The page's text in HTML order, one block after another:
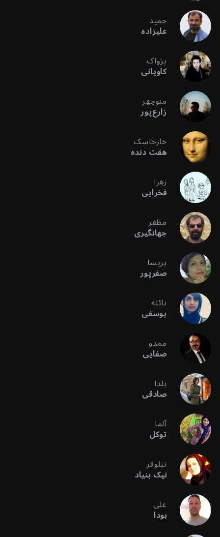
حمید
علیزاده
پژواک
کاویانی
منوچهر
زارع‌پور
خارخاسک
هفت دنده
زهرا
فخرایی
مظفر
جهانگیری
پریسا
صفرپور
نائله
یوسفی
ممدو
صفایی
یلدا
صادقی
آلما
توکل
نیلوفر
نیک بنیاد
علی
بودا